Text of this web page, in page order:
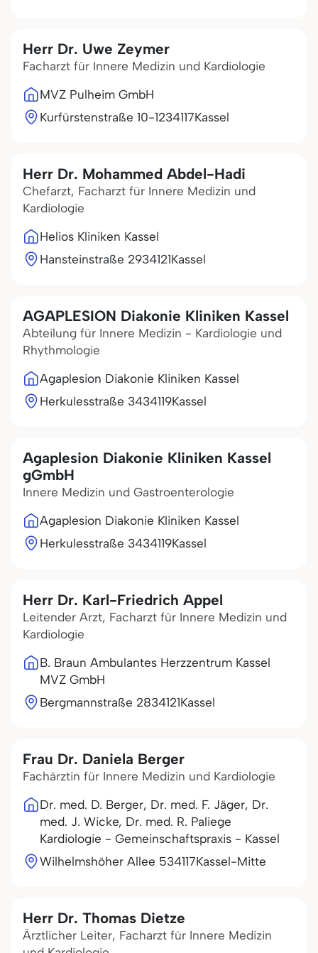
Herr Dr. Uwe Zeymer
Facharzt für Innere Medizin und Kardiologie
MVZ Pulheim GmbH
Kurfürstenstraße 10-1234117Kassel
Herr Dr. Mohammed Abdel-Hadi
Chefarzt, Facharzt für Innere Medizin und
Kardiologie
Helios Kliniken Kassel
Hansteinstraße 2934121Kassel
AGAPLESION Diakonie Kliniken Kassel
Abteilung für Innere Medizin - Kardiologie und
Rhythmologie
Agaplesion Diakonie Kliniken Kassel
Herkulesstraße 3434119Kassel
Agaplesion Diakonie Kliniken Kassel
gGmbH
Innere Medizin und Gastroenterologie
Agaplesion Diakonie Kliniken Kassel
Herkulesstraße 3434119Kassel
Herr Dr. Karl-Friedrich Appel
Leitender Arzt, Facharzt für Innere Medizin und
Kardiologie
B. Braun Ambulantes Herzzentrum Kassel
MVZ GmbH
Bergmannstraße 2834121Kassel
Frau Dr. Daniela Berger
Fachärztin für Innere Medizin und Kardiologie
Dr. med. D. Berger, Dr. med. F. Jäger, Dr.
med. J. Wicke, Dr. med. R. Paliege
Kardiologie - Gemeinschaftspraxis - Kassel
Wilhelmshöher Allee 534117Kassel-Mitte
Herr Dr. Thomas Dietze
Ärztlicher Leiter, Facharzt für Innere Medizin